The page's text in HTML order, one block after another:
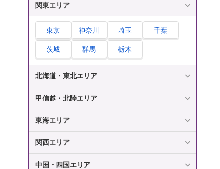
関東エリア
東京 神奈川 埼玉 千葉
茨城 群馬 栃木
北海道・東北エリア
甲信越・北陸エリア
東海エリア
関西エリア
中国・四国エリア